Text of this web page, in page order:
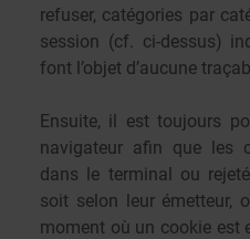
refuser, catégories par
session (cf. ci-dessus)
font l’objet d’aucune
Ensuite, il est toujours
navigateur afin que les
dans le terminal ou
soit selon leur émetteur,
moment où un cookie est